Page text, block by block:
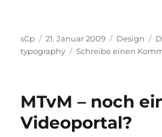
Autor
sCp
Veröffentlicht
am
21. Januar 2009 Kategorien
Design
typography
Schreibe einen
MTvM – noch
Videoportal?